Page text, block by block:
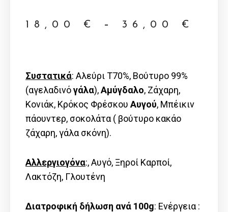
18,00 € – 36,00 €
Συστατικά: Αλεύρι Τ70%, Βούτυρο 99%
(αγελαδινόγάλα),Αμύγδαλο, Ζάχαρη,
Κονιάκ, Κρόκος Φρέσκου Αυγού, Μπέικιν
πάουντερ, σοκολάτα ( βούτυρο κακάο
ζάχαρη, γάλα σκόνη).
Αλλεργιογόνα:, Αυγό, Ξηροί Καρποί,
Λακτόζη, Γλουτένη
Διατροφική δήλωση ανά 100g: Ενέργεια :